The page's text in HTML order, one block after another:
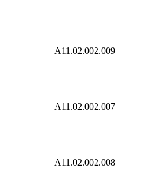
A11.02.002.009
A11.02.002.007
A11.02.002.008